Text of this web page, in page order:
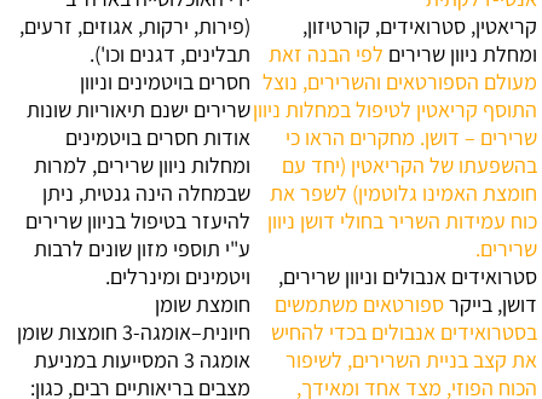
קריאטין, סטרואידים, קורטיזון,
ומחלת ניוון שרירים לפי הבנה זאת
מעולם הספורטאים והשרירים, נוצל
התוסף קריאטין לטיפול במחלות ניוון
שרירים – דושן. מחקרים הראו כי
בהשפעתו של הקריאטין (יחד עם
חומצת האמינו גלוטמין) לשפר את
כוח עמידות השריר בחולי דושן ניוון
שרירים.
סטרואידים אנבולים וניוון שרירים,
דושן, בייקרספורטאים משתמשים
בסטרואידים אנבולים בכדי להחיש
את קצב בניית השרירים, לשיפור
הכוח הפוזי, מצד אחד ומאידך,
(פירות, ירקות, אגוזים, זרעים,
תבלינים, דגנים וכו').
חסרים בויטמינים וניוון
שרירים ישנם תיאוריות שונות
אודות חסרים בויטמינים
ומחלות ניוון שרירים, למרות
שבמחלה הינה גנטית, ניתן
להיעזר בטיפול בניוון שרירים
ע"י תוספי מזון שונים לרבות
ויטמינים ומינרלים.
חומצת שומן
חיונית–אומגה-3
חומצות שומן
אומגה 3 המסייעות במניעת
מצבים בריאותיים רבים, כגון: